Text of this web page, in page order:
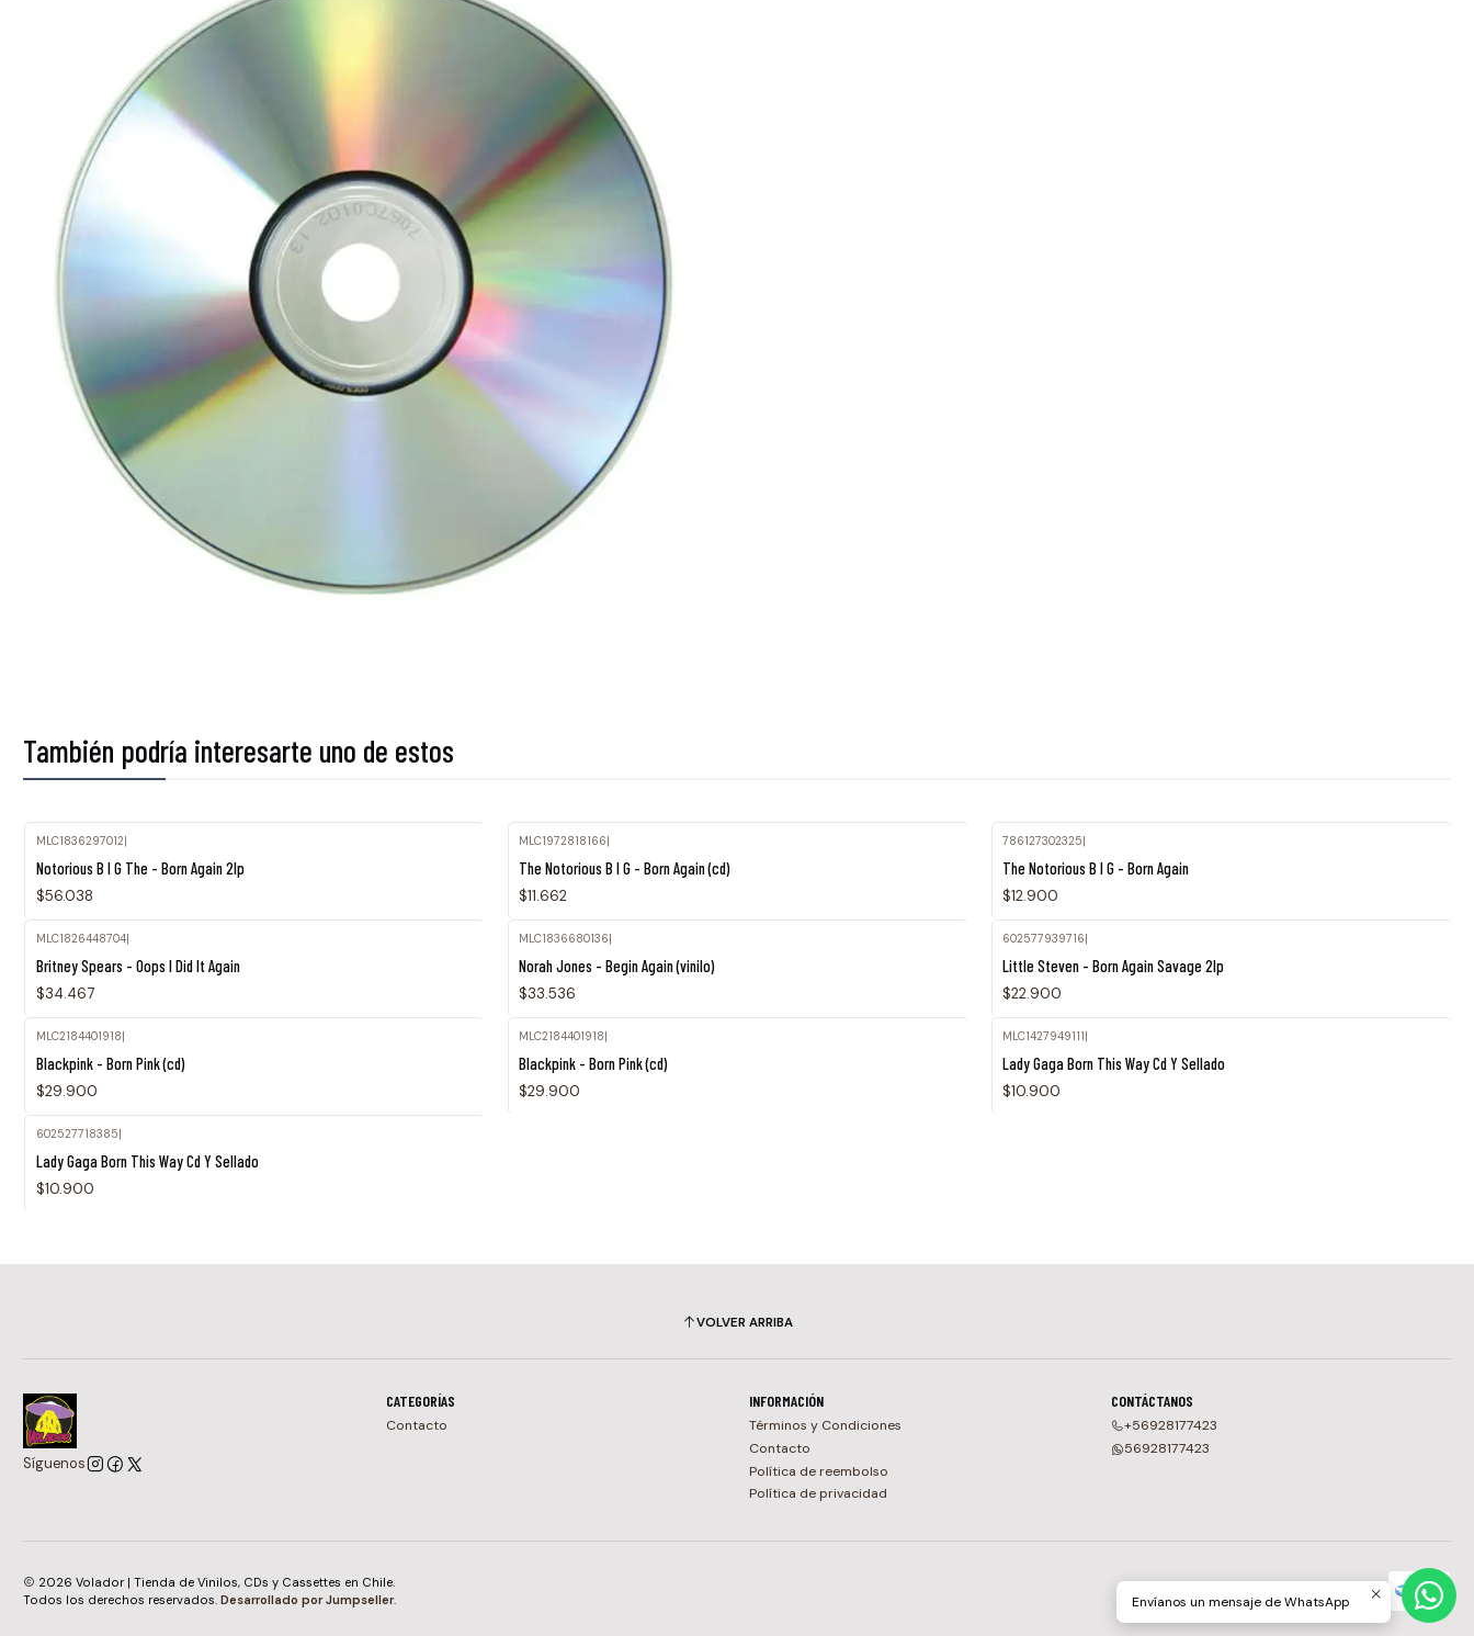
También podría interesarte uno de estos
MLC1836297012|
Notorious B I G The - Born Again 2lp
$56.038
MLC1972818166|
The Notorious B I G - Born Again (cd)
$11.662
786127302325|
The Notorious B I G - Born Again
$12.900
MLC1826448704|
Britney Spears - Oops I Did It Again
$34.467
MLC1836680136|
Norah Jones - Begin Again (vinilo)
$33.536
602577939716|
Little Steven - Born Again Savage 2lp
$22.900
MLC2184401918
Blackpink - Born Pink (cd)
$29.900
MLC2184401918
Blackpink - Born Pink (cd)
$29.900
MLC1427949111
Lady Gaga Born This Way Cd Y Sellado
$10.900
602527718385
Lady Gaga Born This Way Cd Y Sellado
$10.900
VOLVER ARRIBA
Síguenos
CATEGORÍAS
Contacto
INFORMACIÓN
Términos y Condiciones
Contacto
Política de reembolso
Política de privacidad
CONTÁCTANOS
+56928177423
56928177423
2026 Volador | Tienda de Vinilos, CDs y Cassettes en Chile.
Todos los derechos reservados. Desarrollado por Jumpseller. Envíanos un mensaje de WhatsApp